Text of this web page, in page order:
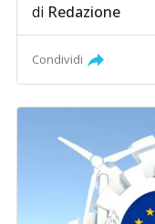
di Redazione
Condividi